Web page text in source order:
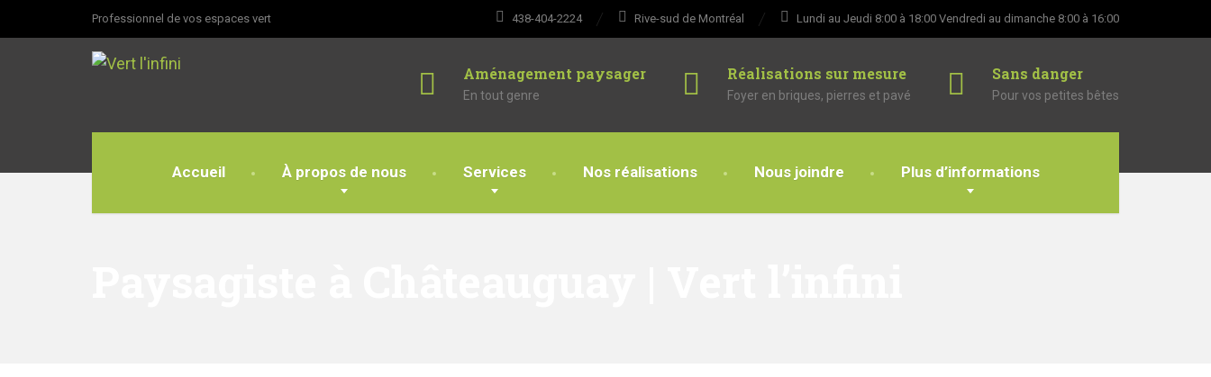
Professionnel de vos espaces vert 438-404-2224 Rive-sud de Montréal Lundi au Jeudi 8:00 à 18:00 Vendredi au dimanche 8:00 à 16:00
Aménagement paysager
En tout genre
Réalisations sur mesure
Foyer en briques, pierres et pavé
Sans danger
Pour vos petites bêtes
Accueil À propos de nous Services Nos réalisations Nous joindre Plus d’informations